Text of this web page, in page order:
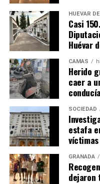
HUÉVAR
Casi
Huévar
CAMAS
Herido
caer a
conducía
SOCIEDAD
estafa
víctimas
GRANADA
dejaron